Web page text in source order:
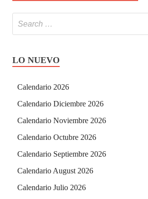
LO NUEVO
Calendario 2026
Calendario Diciembre 2026
Calendario Noviembre 2026
Calendario Octubre 2026
Calendario Septiembre 2026
Calendario August 2026
Calendario Julio 2026